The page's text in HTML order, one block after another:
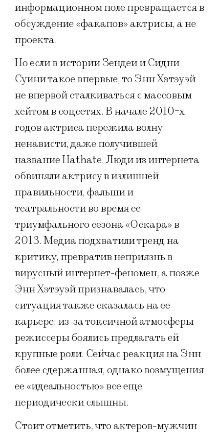
информационном поле превращается в
обсуждение «факапов» актрисы, а не
проекта.
Но если в истории Зендеи и Сидни
Суини такое впервые, то Энн Хэтэуэй
не впервой сталкиваться с массовым
хейтом в соцсетях. В начале 2010-х
годов актриса пережила волну
ненависти, даже получившей
название Hathate. Люди из интернета
обвиняли актрису в излишней
правильности, фальши и
театральности во время ее
триумфального сезона «Оскара» в
2013. Медиа подхватили тренд на
критику, превратив неприязнь в
вирусный интернет-феномен, а позже
Энн Хэтэуэй признавалась, что
ситуация также сказалась на ее
карьере: из-за токсичной атмосферы
режиссеры боялись предлагать ей
крупные роли. Сейчас реакция на Энн
более сдержанная, однако возмущения
ее «идеальностью» все еще
периодически слышны.
Стоит отметить, что актеров-мужчин